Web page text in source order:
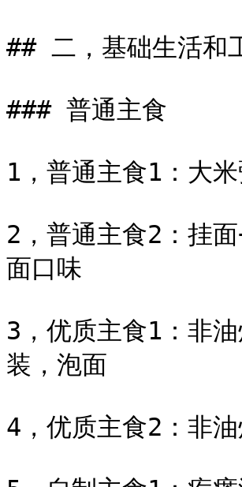
## 二，基础生活和
### 普通主食
1，普通主食1：大
2，普通主食2：挂
面口味
3，优质主食1：非
装，泡面
4，优质主食2：非